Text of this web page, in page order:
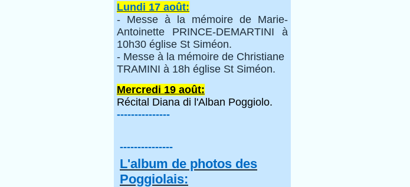
Lundi 17 août:
- Messe à la mémoire de Marie-
Antoinette PRINCE-DEMARTINI à
10h30 église St Siméon.
- Messe à la mémoire de Christiane
TRAMINI à 18h église St Siméon.
Mercredi 19 août:
Récital Diana di l'Alban Poggiolo.
---------------
---------------
L'album de photos des
Poggiolais: